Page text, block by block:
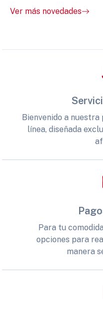
Ver más novedades
Bienvenido a
línea, diseñada
Para tu
opciones para
manera